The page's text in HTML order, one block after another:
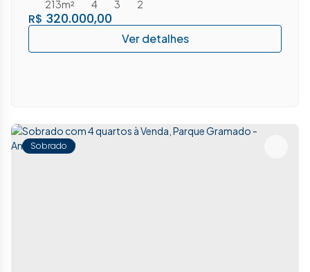
R$ 320.000,00
4
3
213m² 2
Sobrado